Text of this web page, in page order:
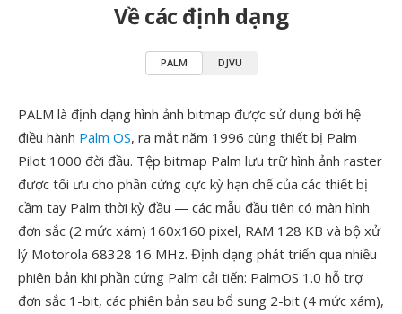
Về các định dạng
PALM DJVU
PALM là định dạng hình ảnh bitmap được sử dụng bởi hệ
điều hành Palm OS, ra mắt năm 1996 cùng thiết bị Palm
Pilot 1000 đời đầu. Tệp bitmap Palm lưu trữ hình ảnh raster
được tối ưu cho phần cứng cực kỳ hạn chế của các thiết bị
cầm tay Palm thời kỳ đầu — các mẫu đầu tiên có màn hình
đơn sắc (2 mức xám) 160x160 pixel, RAM 128 KB và bộ xử
lý Motorola 68328 16 MHz. Định dạng phát triển qua nhiều
phiên bản khi phần cứng Palm cải tiến: PalmOS 1.0 hỗ trợ
đơn sắc 1-bit, các phiên bản sau bổ sung 2-bit (4 mức xám),